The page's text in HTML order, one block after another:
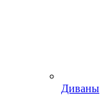
Диваны